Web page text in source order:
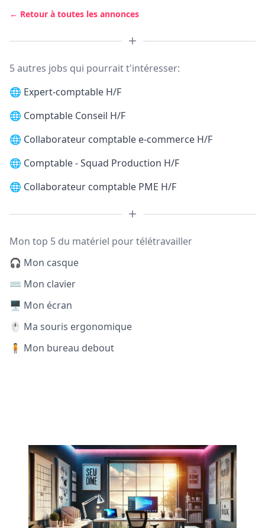
← Retour à toutes les annonces
5 autres jobs qui pourrait t'intéresser:
🌐 Expert-comptable H/F
🌐 Comptable Conseil H/F
🌐 Collaborateur comptable e-commerce H/F
🌐 Comptable - Squad Production H/F
🌐 Collaborateur comptable PME H/F
Mon top 5 du matériel pour télétravailler
🎧 Mon casque
⌨️ Mon clavier
🖥️ Mon écran
🖱️ Ma souris ergonomique
🧍 Mon bureau debout